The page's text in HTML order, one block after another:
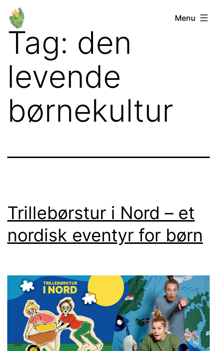
Fortsæt
indhold
Orø
Lokalforum
Menu
Tag: den
levende
børnekultur
Trillebørstur i Nord – et
nordisk eventyr for børn